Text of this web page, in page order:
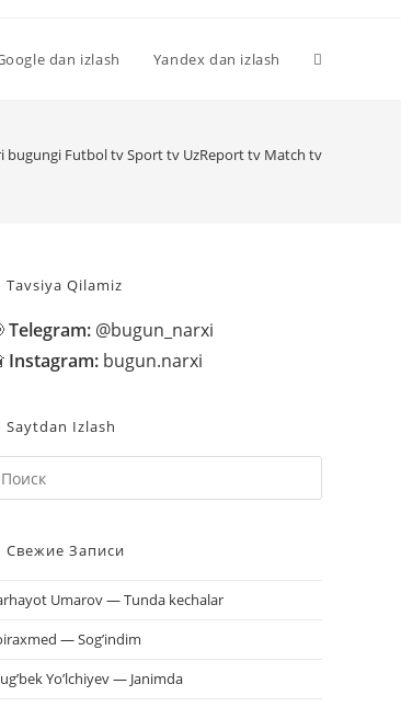
dan izlash Yandex dan izlash
bugungi Futbol tv Sport tv UzReport tv Match tv
Tavsiya Qilamiz
Telegram: @bugun_narxi
Instagram: bugun.narxi
Saytdan Izlash
клавишу
Свежие Записи
Umarov — Tunda kechalar
— Sog’indim
Yo’lchiyev — Janimda